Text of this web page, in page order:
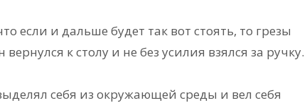
если и дальше будет так вот стоять, то грезы
к столу и не без усилия взялся за ручку.
себя из окружающей среды и вел себя